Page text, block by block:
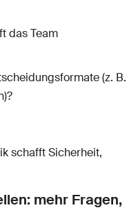
das Team
(z. B.
schafft Sicherheit,
mehr Fragen,